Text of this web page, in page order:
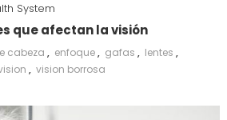
System
que afectan la visión
cabeza , enfoque, gafas , lentes ,
, vision borrosa